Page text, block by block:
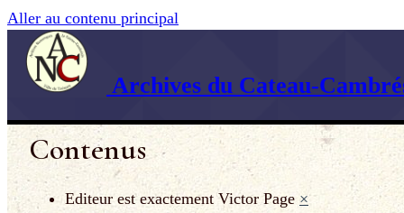
Aller au contenu principal
Archives du Cateau-
Contenus
Editeur est exactement Victor Page ×